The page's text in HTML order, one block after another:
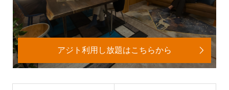
アジト利用し放題はこちらから